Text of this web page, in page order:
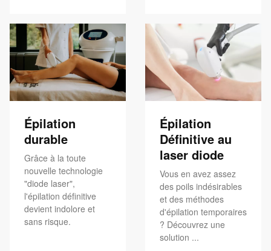
Épilation
durable
Grâce à la toute
nouvelle technologie
"diode laser",
l'épilation définitive
devient indolore et
sans risque.
Épilation
Définitive au
laser diode
Vous en avez assez
des poils indésirables
et des méthodes
d'épilation temporaires
? Découvrez une
solution ...